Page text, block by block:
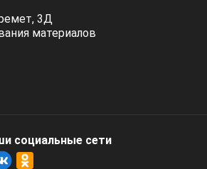
3Д
материалов
социальные cети